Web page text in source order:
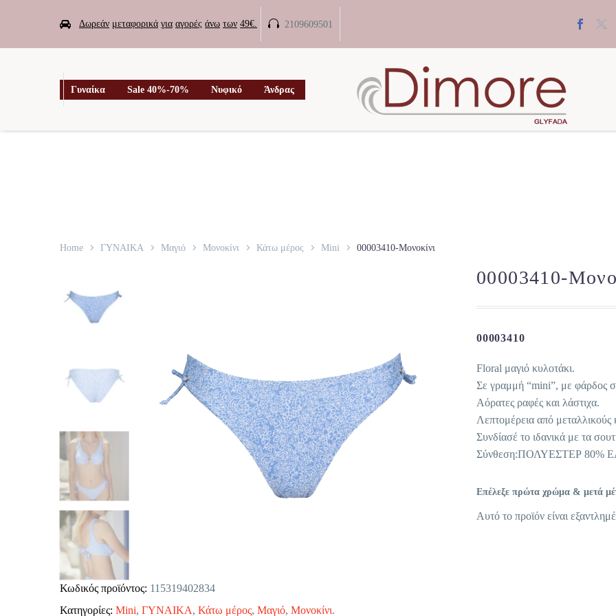
 Δωρεάν μεταφορικά για αγορές άνω των 49€. 
 2109609501
Γυναίκα Sale 40%-70% Νυφικό Άνδρας
Home ΓΥΝΑΙΚΑ Μαγιό Μονοκίνι Κάτω μέρος Mini 00003410-Μονοκίνι
Κωδικός προϊόντος: 115319402834
Κατηγορίες: Mini, ΓΥΝΑΙΚΑ, Κάτω μέρος, Μαγιό, Μονοκίνι.
00003410-
00003410
Floral μαγιό κυλοτάκι.
Σε γραμμή “mini”, με φάρδος
Αόρατες ραφές και λάστιχα.
Λεπτομέρεια από μεταλλικούς
Συνδίασέ το ιδανικά με τα
Σύνθεση:ΠΟΛΥΕΣΤΕΡ 80%
Επέλεξε πρώτα χρώμα & μετά
Αυτό το προϊόν είναι